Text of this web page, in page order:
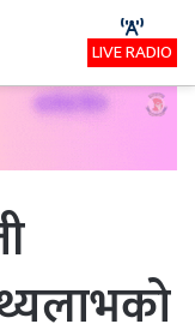
LIVE RADIO